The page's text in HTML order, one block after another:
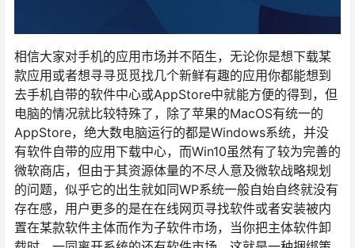
相信大家对手机的应用市场并不陌生，无论你是想下载某
款应用或者想寻寻觅觅找几个新鲜有趣的应用你都能想到
去手机自带的软件中心或AppStore中就能方便的得到，但
电脑的情况就比较特殊了，除了苹果的MacOS有统一的
AppStore，绝大数电脑运行的都是Windows系统，并没
有软件自带的应用下载中心，而Win10虽然有了较为完善的
微软商店，但由于其资源体量的不尽人意及微软战略规划
的问题，似乎它的出生就如同WP系统一般自始自终就没有
存在感，用户更多的是在在线网页寻找软件或者安装被内
置在某款软件主体而作为子软件市场，当你把主体软件卸